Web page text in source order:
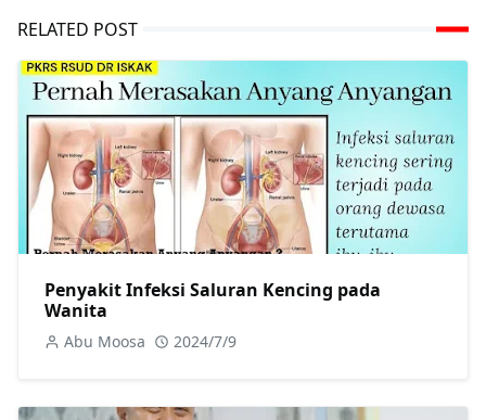
RELATED POST
Penyakit Infeksi Saluran Kencing pada
Wanita
Abu Moosa 2024/7/9